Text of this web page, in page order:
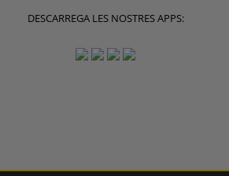
DESCARREGA LES NOSTRES APPS: